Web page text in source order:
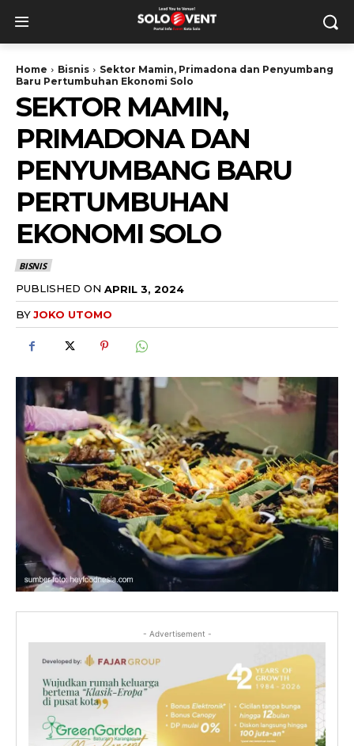
Home Bisnis
Sektor Mamin, Primadona dan Penyumbang
Baru Pertumbuhan Ekonomi Solo
SEKTOR MAMIN,
PRIMADONA DAN
PENYUMBANG BARU
PERTUMBUHAN
EKONOMI SOLO
BISNIS
PUBLISHED ON APRIL 3, 2024
BYJOKO UTOMO
- Advertisement -